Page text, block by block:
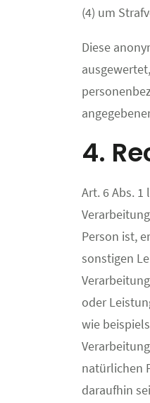
(4) um
Diese
4.
Art. 6 Abs.
Person ist,
sonstigen
oder
wie
natürlichen
daraufhin